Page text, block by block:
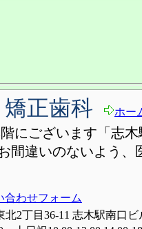
正歯科 ホー
にございます「志
間違いのないよう、
合わせフォーム
北2丁目36-11 志木駅南口ビ